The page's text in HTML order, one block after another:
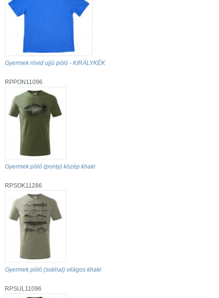
Gyermek rövid ujjú póló - KIRÁLYKÉK
RPPON11096
Gyermek póló (ponty) közép khaki
RPSOK11286
Gyermek póló (sokhal) világos khaki
RPSUL11096